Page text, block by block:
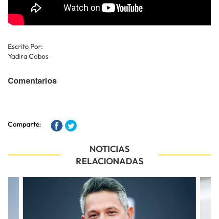
Escrito Por:
Yadira Cobos
Comentarios
Comparte:
NOTICIAS
RELACIONADAS